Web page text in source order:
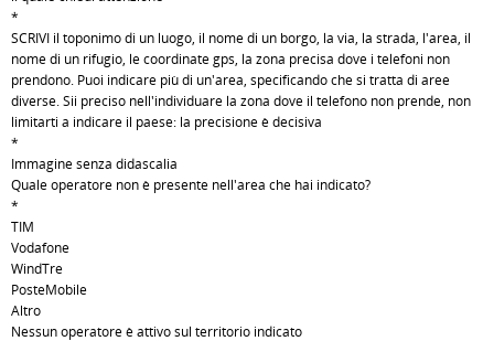
*
SCRIVI il toponimo di un luogo, il nome di un borgo, la via, la strada, l'area, il
nome di un rifugio, le coordinate gps, la zona precisa dove i telefoni non
prendono. Puoi indicare più di un'area, specificando che si tratta di aree
diverse. Sii preciso nell'individuare la zona dove il telefono non prende, non
limitarti a indicare il paese: la precisione è decisiva
*
Immagine senza didascalia
Quale operatore non è presente nell'area che hai indicato?
*
TIM
Vodafone
WindTre
PosteMobile
Altro
Nessun operatore è attivo sul territorio indicato